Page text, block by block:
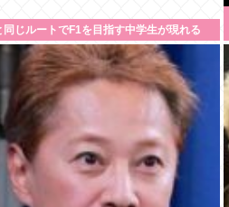
じルートでF1を目指す中学生が現れる